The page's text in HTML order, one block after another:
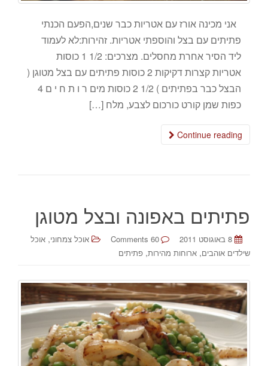
אני מכינה אורז עם אטריות כבר שנים,הפעם הכנתי
פתיתים עם בצל והוספתי אטריות. זהירות:לא לעמוד
ליד הסיר אחרת מחסלים. מצרכים: 1/2 1 כוסות
אטריות קצרות דקיקות 2 כוסות פתיתים עם בצל מטוגן (
הבצל כבר בפתיתים ) 1/2 2 כוסות מים ר ו ת ח י ם 4
כפות שמן קורט כורכום לצבע, מלח […]
Continue reading
פתיתים באפונה ובצל מטוגן
8 באוגוסט 2011 60 Comments אוכל צמחוני, אוכל
שילדים אוהבים, ארוחות מהירות, פתיתים